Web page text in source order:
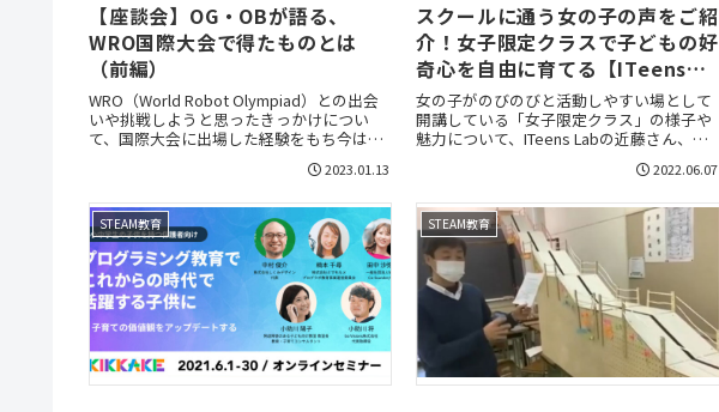
【座談会】OG・OBが語る、
WRO国際大会で得たものとは
（前編）
WRO（World Robot Olympiad）との出会
いや挑戦しようと思ったきっかけについ
て、国際大会に出場した経験をもち今は大
学生となった5名のOG・OBに伺いました。
2023.01.13
スクールに通う女の子の声をご紹
介！女子限定クラスで子どもの好
奇心を自由に育てる【ITeens
Lab】
女の子がのびのびと活動しやすい場として
開講している「女子限定クラス」の様子や
魅力について、ITeens Labの近藤さん、実
際にクラスを担当している豊國さん、そし
て女子限定クラスに通う生徒さんにお話を
2022.06.07
STEAM教育 STEAM教育